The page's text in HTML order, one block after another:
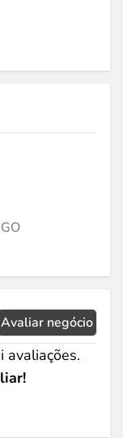
Avaliar negócio
avaliações.